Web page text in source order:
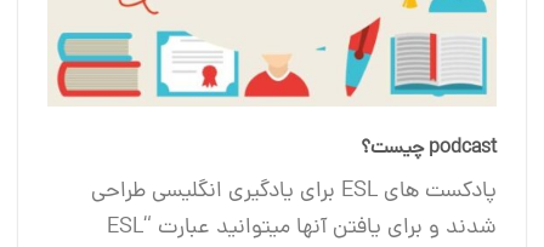
podcast چیست؟
پادکست های ESL برای یادگیری انگلیسی طراحی
شدند و برای یافتن آنها میتوانید عبارت “ESL